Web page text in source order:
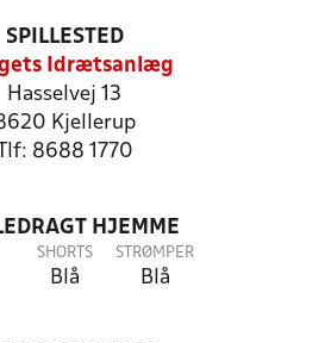
SPILLESTED
Idrætsanlæg
Hasselvej 13
Kjellerup
Tlf: 8688 1770
HJEMME
SHORTS
Blå
STRØMPER
Blå